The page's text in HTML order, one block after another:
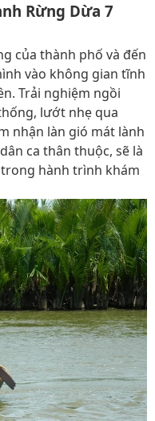
Rừng Dừa 7
của thành phố và đến
vào không gian tĩnh
Trải nghiệm ngồi
lướt nhẹ qua
nhận làn gió mát lành
ca thân thuộc, sẽ là
hành trình khám